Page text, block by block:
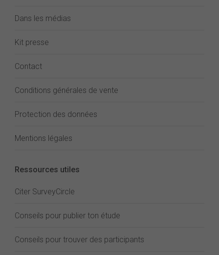
Dans les médias
Kit presse
Contact
Conditions générales de vente
Protection des données
Mentions légales
Ressources utiles
Citer SurveyCircle
Conseils pour publier ton étude
Conseils pour trouver des participants